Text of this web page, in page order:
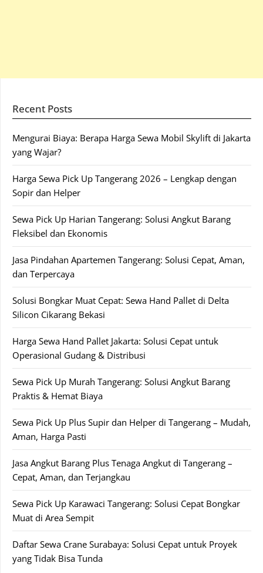
Recent Posts
Mengurai Biaya: Berapa Harga Sewa Mobil Skylift di Jakarta
yang Wajar?
Harga Sewa Pick Up Tangerang 2026 – Lengkap dengan
Sopir dan Helper
Sewa Pick Up Harian Tangerang: Solusi Angkut Barang
Fleksibel dan Ekonomis
Jasa Pindahan Apartemen Tangerang: Solusi Cepat, Aman,
dan Terpercaya
Solusi Bongkar Muat Cepat: Sewa Hand Pallet di Delta
Silicon Cikarang Bekasi
Harga Sewa Hand Pallet Jakarta: Solusi Cepat untuk
Operasional Gudang & Distribusi
Sewa Pick Up Murah Tangerang: Solusi Angkut Barang
Praktis & Hemat Biaya
Sewa Pick Up Plus Supir dan Helper di Tangerang – Mudah,
Aman, Harga Pasti
Jasa Angkut Barang Plus Tenaga Angkut di Tangerang –
Cepat, Aman, dan Terjangkau
Sewa Pick Up Karawaci Tangerang: Solusi Cepat Bongkar
Muat di Area Sempit
Daftar Sewa Crane Surabaya: Solusi Cepat untuk Proyek
yang Tidak Bisa Tunda